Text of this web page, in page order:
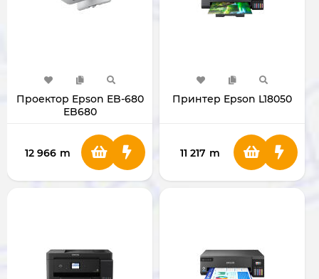
Проектор Epson EB-680
EB680
12 966 m
Принтер Epson L18050
11 217 m